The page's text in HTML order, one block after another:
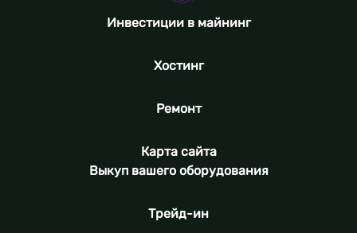
Инвестиции в майнинг
Хостинг
Ремонт
Карта сайта
Выкуп вашего оборудования
Трейд-ин